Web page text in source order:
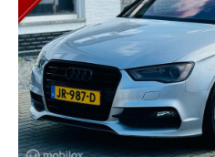
06 42 61 00 54
Adres
Truyenhoekweg 4
6004 PV Weert